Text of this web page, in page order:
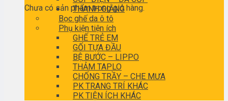
Chưa có sản phẩm trong giỏ hàng.
THANH GIẰNG
Bọc ghế da ô tô
Phụ kiện tiện ích
GHẾ TRẺ EM
GỐI TỰA ĐẦU
BỆ BƯỚC – LIPPO
THẢM TAPLO
CHỐNG TRẦY – CHE MƯA
PK TRANG TRÍ KHÁC
PK TIỆN ÍCH KHÁC